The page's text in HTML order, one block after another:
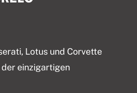
Lotus und Corvette
einzigartigen